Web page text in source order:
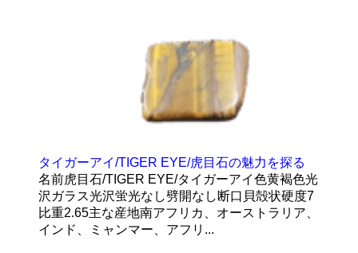
タイガーアイ/TIGER EYE/虎目石の魅力を探る
名前虎目石/TIGER EYE/タイガーアイ色黄褐色光
沢ガラス光沢蛍光なし劈開なし断口貝殻状硬度7
比重2.65主な産地南アフリカ、オーストラリア、
インド、ミャンマー、アフリ...